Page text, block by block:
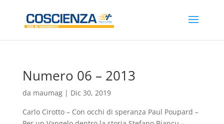
Numero 06 – 2013
da maumag| Dic 30, 2019
Carlo Cirotto – Con occhi di speranza Paul Poupard –